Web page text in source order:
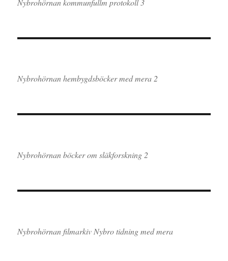
Nybrohörnan kommunfullm protokoll 3
Nybrohörnan hembygdsböcker med mera 2
Nybrohörnan böcker om släkforskning 2
Nybrohörnan filmarkiv Nybro tidning med mera